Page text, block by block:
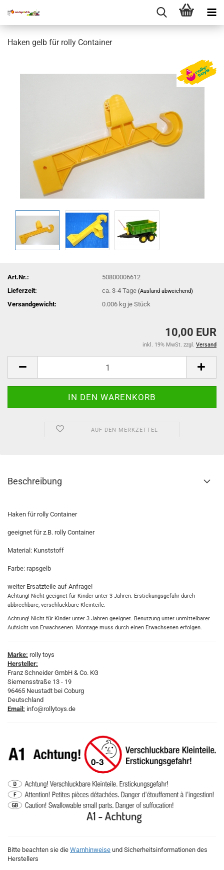
Haken gelb für rolly Container
Art.Nr.:
50800006612
Lieferzeit:
ca. 3-4 Tage(Ausland abweichend)
Versandgewicht: 0.006 kg je Stück
10,00 EUR
inkl. 19% MwSt. zzgl. Versand
AUF DEN MERKZETTEL
Beschreibung
Haken für rolly Container
geeignet für z.B. rolly Container
Material: Kunststoff
Farbe: rapsgelb
weiter Ersatzteile auf Anfrage!
Achtung! Nicht geeignet für Kinder unter 3 Jahren. Erstickungsgefahr durch
abbrechbare, verschluckbare Kleinteile.
Achtung! Nicht für Kinder unter 3 Jahren geeignet. Benutzung unter unmittelbarer
Aufsicht von Erwachsenen. Montage muss durch einen Erwachsenen erfolgen.
Marke: rolly toys
Hersteller:
Franz Schneider GmbH & Co. KG
Siemensstraße 13 - 19
96465 Neustadt bei Coburg
Deutschland
Email: info@rollytoys.de
Bitte beachten sie die Warnhinweise und Sicherheitsinformationen des
Herstellers